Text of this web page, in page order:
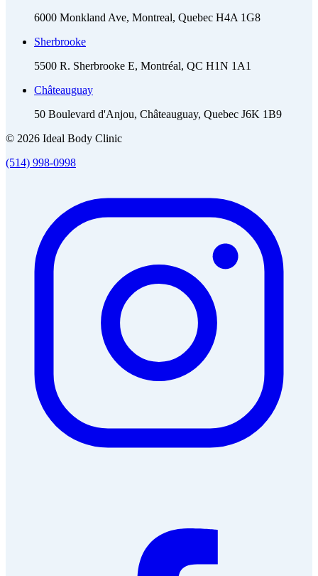
6000 Monkland Ave, Montreal, Quebec H4A 1G8
Sherbrooke
5500 R. Sherbrooke E, Montréal, QC H1N 1A1
Châteauguay
50 Boulevard d'Anjou, Châteauguay, Quebec J6K 1B9
© 2026 Ideal Body Clinic
(514) 998-0998